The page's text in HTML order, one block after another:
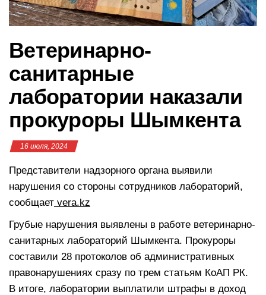
Ветеринарно-
санитарные
лаборатории наказали
прокуроры Шымкента
16 июля, 2024
Представители надзорного органа выявили
нарушения со стороны сотрудников лабораторий,
сообщает vera.kz
Грубые нарушения выявлены в работе ветеринарно-
санитарных лабораторий Шымкента. Прокуроры
составили 28 протоколов об административных
правонарушениях сразу по трем статьям КоАП РК.
В итоге, лаборатории выплатили штрафы в доход